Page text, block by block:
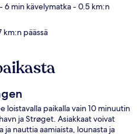
- 6 min kävelymatka- 0.5 km:n
km:n päässä
loistavalla paikalla vain 10 minuutin
ja Strøget. Asiakkaat voivat
nauttia aamiaista, lounasta ja